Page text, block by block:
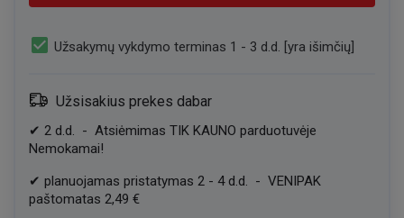
check_box Užsakymų vykdymo terminas 1 - 3 d.d. [yra išimčių]
Užsisakius prekes dabar
✔ 2 d.d. - Atsiėmimas TIK KAUNO parduotuvėje
Nemokamai!
✔ planuojamas pristatymas 2 - 4d.d. - VENIPAK
paštomatas 2,49 €